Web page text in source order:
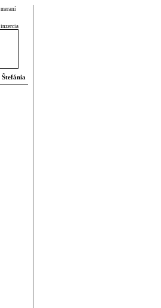
inzercia
Štefánia